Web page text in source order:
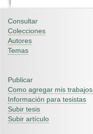
Consultar
Colecciones
Autores
Temas
Publicar
Como agregar mis trabajos
Información para tesistas
Subir tesis
Subir artículo